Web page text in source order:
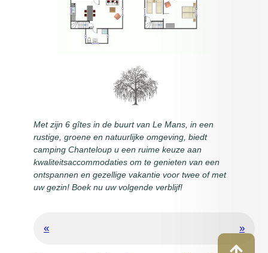
Met zijn 6 gîtes in de buurt van Le Mans, in een
rustige, groene en natuurlijke omgeving, biedt
camping Chanteloup u een ruime keuze aan
kwaliteitsaccommodaties om te genieten van een
ontspannen en gezellige vakantie voor twee of met
uw gezin! Boek nu uw volgende verblijf!
« »